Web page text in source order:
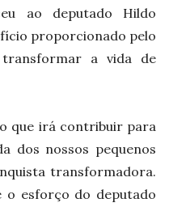
ao deputado Hildo
proporcionado pelo
transformar a vida de
que irá contribuir para
dos nossos pequenos
transformadora.
o esforço do deputado